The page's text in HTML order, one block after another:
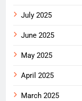
July 2025
June 2025
May 2025
April 2025
March 2025